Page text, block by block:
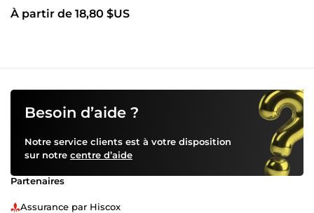
À partir de 18,80 $US
Besoin d’aide ?
Notre service clients est à votre disposition
sur notre centre d’aide
Partenaires
Assurance par Hiscox